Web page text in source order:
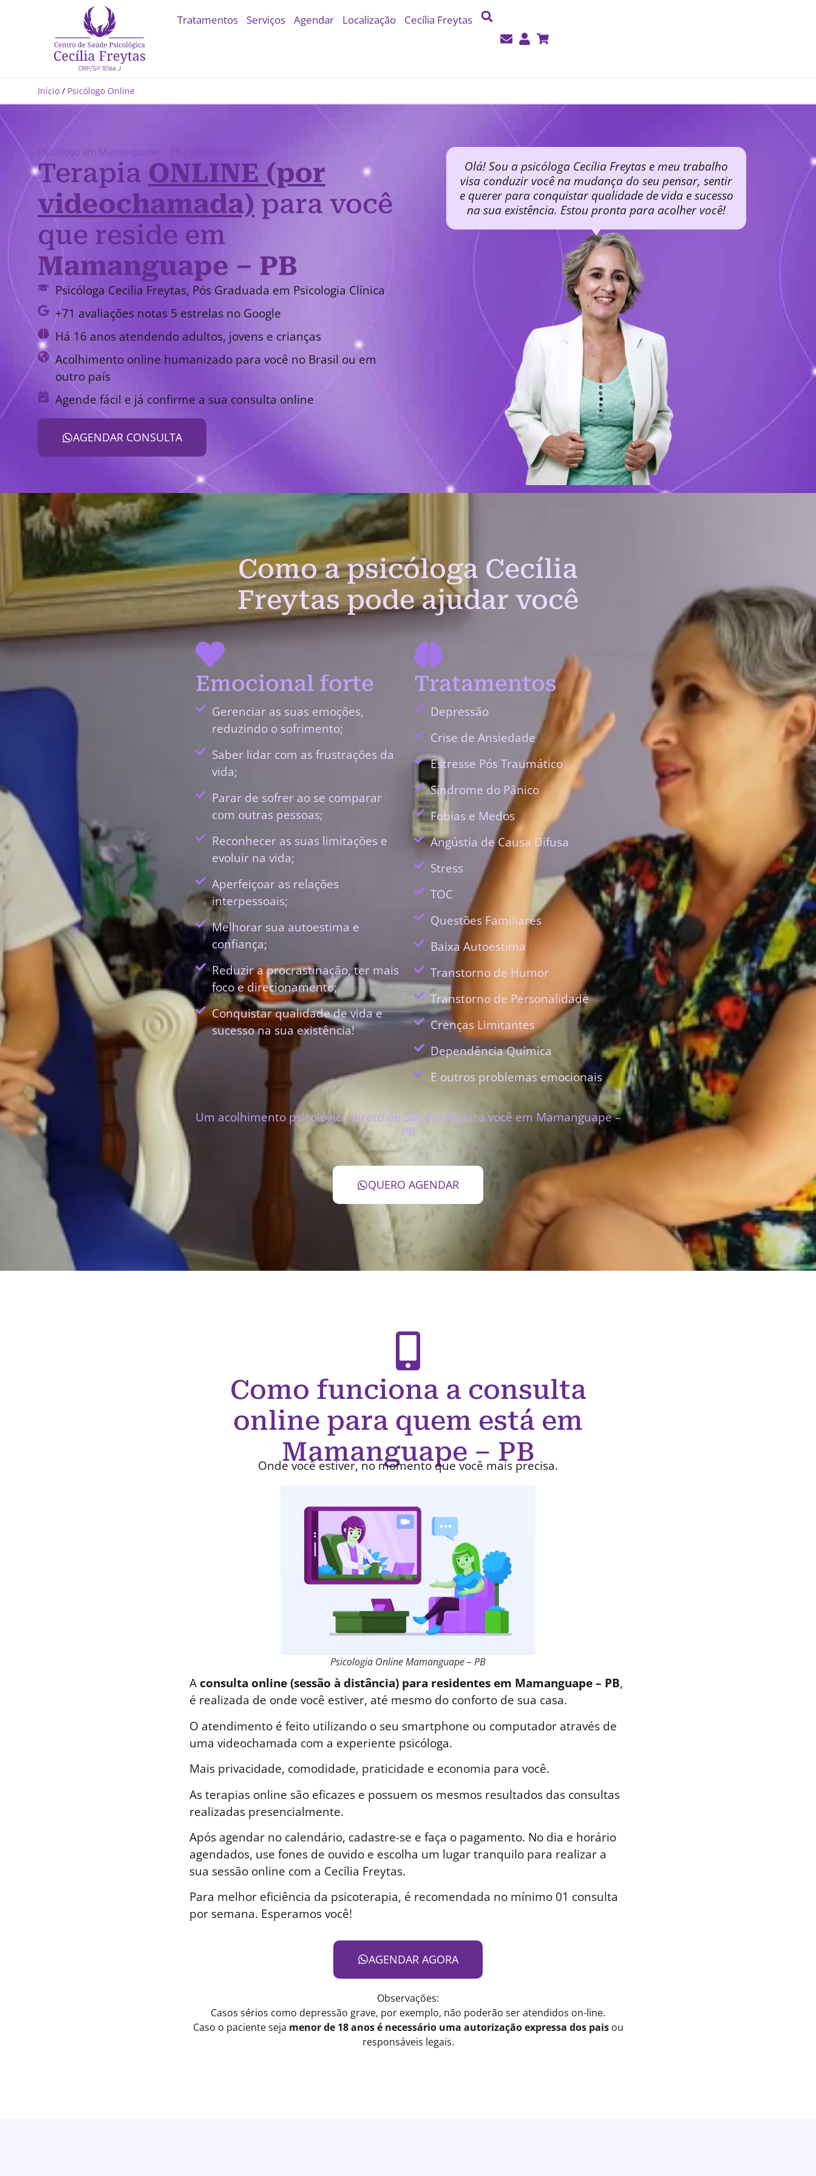
Tratamentos Serviços Agendar Localização Cecília Freytas
Início / Psicólogo Online
Psicólogo em Mamanguape – PB (Terapia Online)
Terapia ONLINE (por
videochamada) para você
que reside em
Mamanguape – PB
Psicóloga Cecília Freytas, Pós Graduada em Psicologia Clínica
+71 avaliações notas 5 estrelas no Google
Há 16 anos atendendo adultos, jovens e crianças
Acolhimento online humanizado para você no Brasil ou em
outro país
Agende fácil e já confirme a sua consulta online
AGENDAR CONSULTA
Olá! Sou a psicóloga Cecília Freytas e meu trabalho
visa conduzir você na mudança do seu pensar, sentir
e querer para conquistar qualidade de vida e sucesso
na sua existência. Estou pronta para acolher você!
Como a psicóloga Cecília
Freytas pode ajudar você
Emocional forte
Gerenciar as suas emoções,
reduzindo o sofrimento;
Saber lidar com as frustrações da
vida;
Parar de sofrer ao se comparar
com outras pessoas;
Reconhecer as suas limitações e
evoluir na vida;
Aperfeiçoar as relações
interpessoais;
Melhorar sua autoestima e
confiança;
Reduzir a procrastinação, ter mais
foco e direcionamento;
Conquistar qualidade de vida e
sucesso na sua existência!
Tratamentos
Depressão
Crise de Ansiedade
Estresse Pós Traumático
Síndrome do Pânico
Fobias e Medos
Angústia de Causa Difusa
Stress
TOC
Questões Familiares
Baixa Autoestima
Transtorno de Humor
Transtorno de Personalidade
Crenças Limitantes
Dependência Química
E outros problemas emocionais
Um acolhimento psicológico direto de São Paulo para você em Mamanguape –
PB
QUERO AGENDAR
Como funciona a consulta
online para quem está em
Mamanguape – PB
Onde você estiver, no momento que você mais precisa.
Psicologia Online Mamanguape – PB
Aconsulta online (sessão à distância) para residentes em Mamanguape – PB,
é realizada de onde você estiver, até mesmo do conforto de sua casa.
O atendimento é feito utilizando o seu smartphone ou computador através de
uma videochamada com a experiente psicóloga.
Mais privacidade, comodidade, praticidade e economia para você.
As terapias online são eficazes e possuem os mesmos resultados das consultas
realizadas presencialmente.
Após agendar no calendário, cadastre-se e faça o pagamento. No dia e horário
agendados, use fones de ouvido e escolha um lugar tranquilo para realizar a
sua sessão online com a Cecília Freytas.
Para melhor eficiência da psicoterapia, é recomendada no mínimo 01 consulta
por semana. Esperamos você!
AGENDAR AGORA
Observações:
Casos sérios como depressão grave, por exemplo, não poderão ser atendidos on-line.
Caso o paciente seja menor de 18 anos é necessário uma autorização expressa dos paisou
responsáveis legais.